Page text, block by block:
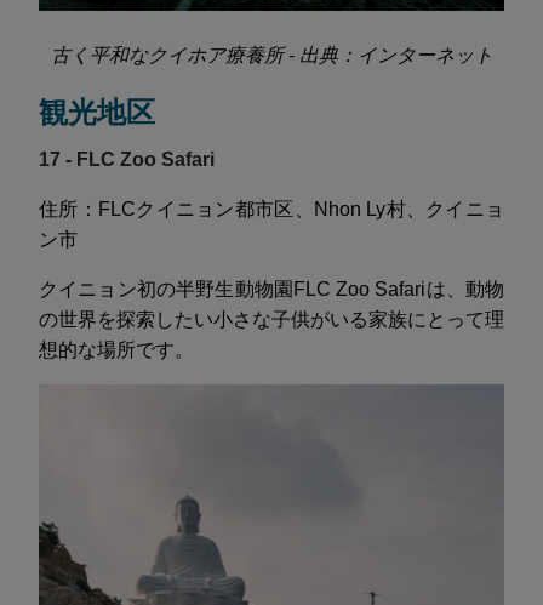
古く平和なクイホア療養所 - 出典：インターネット
観光地区
17 - FLC Zoo Safari
住所：FLCクイニョン都市区、Nhon Ly村、クイニョ
ン市
クイニョン初の半野生動物園FLC Zoo Safariは、動物
の世界を探索したい小さな子供がいる家族にとって理
想的な場所です。